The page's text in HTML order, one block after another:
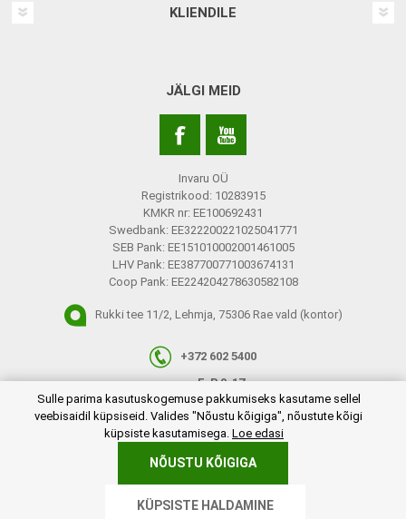
KLIENDILE
JÄLGI MEID
Invaru OÜ
Registrikood: 10283915
KMKR nr: EE100692431
Swedbank: EE322200221025041771
SEB Pank: EE151010002001461005
LHV Pank: EE387700771003674131
Coop Pank: EE224204278630582108
Rukki tee 11/2, Lehmja, 75306 Rae vald (kontor)
+372 602 5400
E-R 9-17
info@invaru.ee
Powered bynopCommerce
Sulle parima kasutuskogemuse pakkumiseks kasutame sellel
veebisaidil küpsiseid. Valides "Nõustu kõigiga", nõustute kõigi
küpsiste kasutamisega. Loe edasi
NÕUSTU KÕIGIGA
KÜPSISTE HALDAMINE